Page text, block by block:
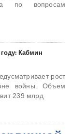
по вопросам
Кабмин
рост
войны. Объем
239 млрд